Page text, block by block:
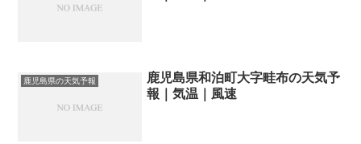
鹿児島県の天気予報
鹿児島県和泊町大字畦布の天気予
報｜気温｜風速